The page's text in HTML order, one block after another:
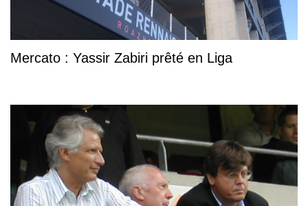
Mercato : Yassir Zabiri prêté en Liga